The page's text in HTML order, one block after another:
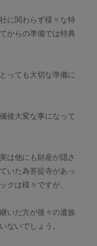
に関わらず様々な特
からの準備では特典
っても大切な準備に
後大変な事になって
は他にも財産が隠さ
いた為菩提寺があっ
クは様々ですが、
いだ方が後々の遺族
ないでしょう。